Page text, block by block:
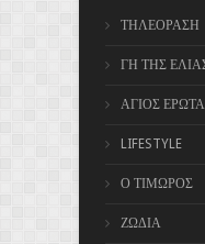
ΤΗΛΕΟΡΑΣΗ
ΓΗ ΤΗΣ
ΑΓΙΟΣ
LIFESTYLE
Ο ΤΙΜΩΡΟΣ
ΖΩΔΙΑ